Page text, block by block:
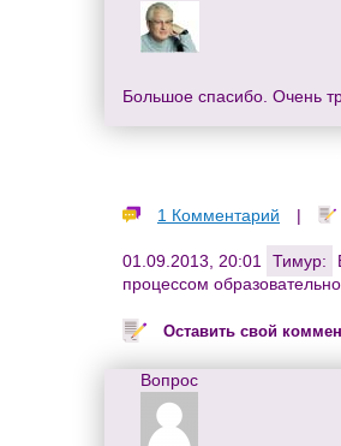
Большое спасибо. Очень
1 Комментарий |
01.09.2013, 20:01 Тимур:
процессом
Оставить свой
Вопрос